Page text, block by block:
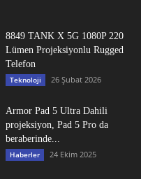
8849 TANK X 5G 1080P 220
Lümen Projeksiyonlu Rugged
Telefon
Teknoloji 26 Şubat 2026
Armor Pad 5 Ultra Dahili
projeksiyon, Pad 5 Pro da
beraberinde...
Haberler 24 Ekim 2025